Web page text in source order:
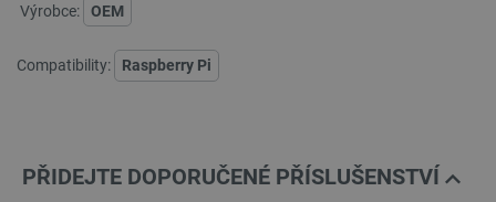
Výrobce: OEM
Compatibility: Raspberry Pi
PŘIDEJTE DOPORUČENÉ PŘÍSLUŠENSTVÍ